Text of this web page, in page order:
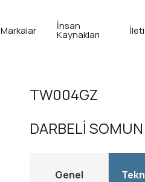
Markalar İnsan
Kaynakları
TW004GZ
DARBELİ
Genel